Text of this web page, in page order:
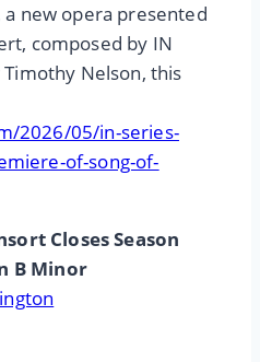
a new opera presented
composed by IN
Nelson, this
2026/05/in-series-
of-song-of-
Closes Season
B Minor